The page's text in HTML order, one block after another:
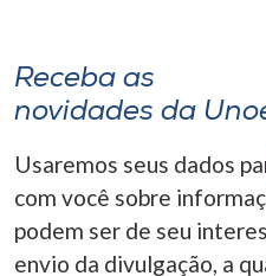
Receba as
novidades da
Usaremos seus dados
com você sobre
podem ser de seu
envio da divulgação, a